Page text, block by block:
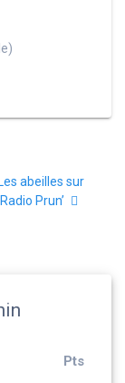
suivant
Les abeilles sur
Radio Prun’
Pts